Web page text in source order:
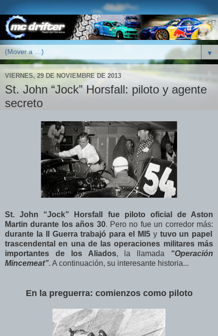
▼
VIERNES, 29 DE NOVIEMBRE DE 2013
St. John “Jock” Horsfall: piloto y agente
secreto
St. John “Jock” Horsfall fue piloto oficial de Aston
Martin durante los años 30. Pero no fue un corredor más:
durante la II Guerra trabajó para el MI5y tuvo un papel
trascendental en una de las operaciones militares más
importantes de los Aliados, la llamada “Operación
Mincemeat”. A continuación, su interesante historia...
En la preguerra: comienzos como piloto